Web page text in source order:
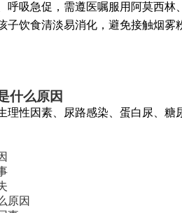
呼吸急促，需遵医嘱服用阿莫西林
子饮食清淡易消化，避免接触烟雾
什么原因
理性因素、尿路感染、蛋白尿、
原因